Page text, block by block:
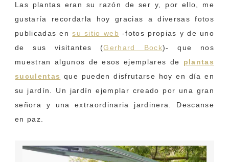
Las plantas eran su razón de ser y, por ello, me
gustaría recordarla hoy gracias a diversas fotos
publicadas ensu sitio web -fotos propias y de uno
de sus visitantes (Gerhard Bock)- que nos
muestran algunos de esos ejemplares de plantas
suculentas que pueden disfrutarse hoy en día en
su jardín. Un jardín ejemplar creado por una gran
señora y una extraordinaria jardinera. Descanse
en paz.